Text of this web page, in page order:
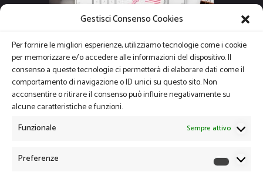
Gestisci Consenso Cookies
Per fornire le migliori esperienze, utilizziamo tecnologie come i cookie
per memorizzare e/o accedere alle informazioni del dispositivo. Il
consenso a queste tecnologie ci permetterà di elaborare dati come il
comportamento di navigazione o ID unici su questo sito. Non
acconsentire o ritirare il consenso può influire negativamente su
alcune caratteristiche e funzioni.
Funzionale
Sempre attivo
Preferenze